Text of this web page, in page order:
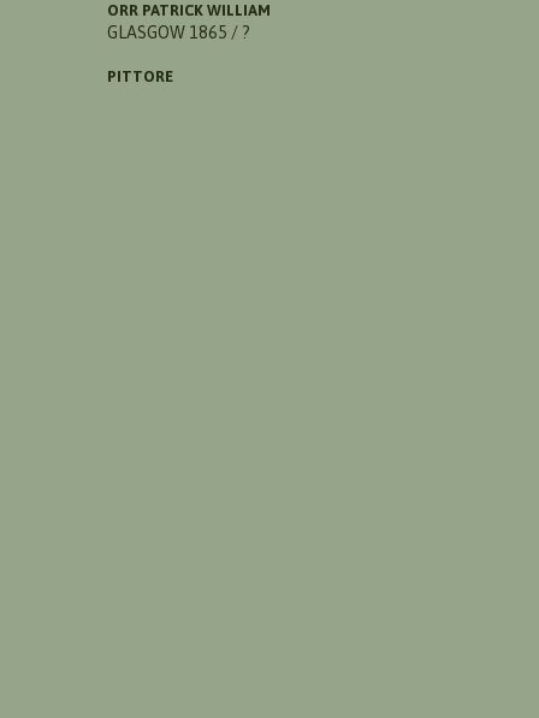
ORR PATRICK WILLIAM
GLASGOW 1865 / ?
PITTORE